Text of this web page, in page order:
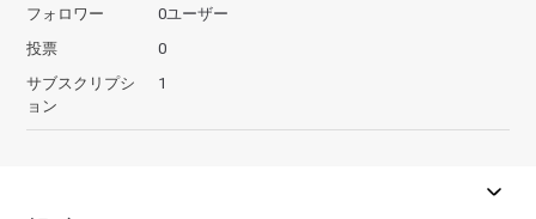
フォロワー
0ユーザー
投票
0
サブスクリプシ
ョン
1